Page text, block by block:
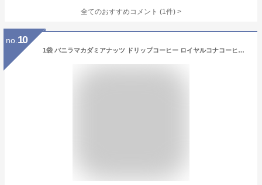
全てのおすすめコメント (1件) >
no. 10
1袋 バニラマカダミアナッツ ドリップコーヒー ロイヤルコナコーヒー ワンドリップバッグ コナコーヒー ポイント消化 フレーバーコーヒー 持ち運び ハワイ アウトドア 登山 1杯分 野外 ばら売り お試し ドリップバッグ 1枚 1包 個包装 ばらまき プチギフト